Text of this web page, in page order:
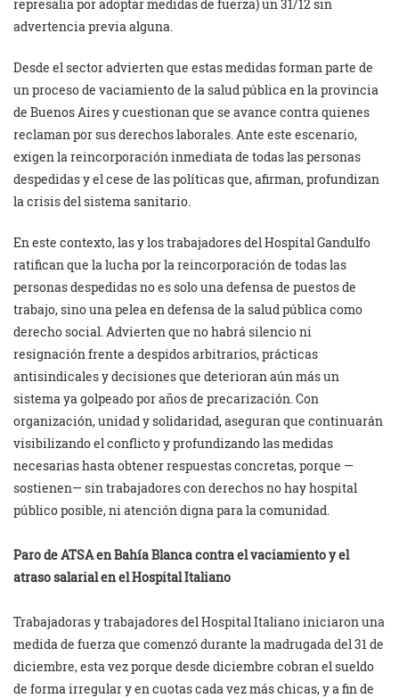
represalia por adoptar medidas de fuerza) un 31/12 sin
advertencia previa alguna.
Desde el sector advierten que estas medidas forman parte de
un proceso de vaciamiento de la salud pública en la provincia
de Buenos Aires y cuestionan que se avance contra quienes
reclaman por sus derechos laborales. Ante este escenario,
exigen la reincorporación inmediata de todas las personas
despedidas y el cese de las políticas que, afirman, profundizan
la crisis del sistema sanitario.
En este contexto, las y los trabajadores del Hospital Gandulfo
ratifican que la lucha por la reincorporación de todas las
personas despedidas no es solo una defensa de puestos de
trabajo, sino una pelea en defensa de la salud pública como
derecho social. Advierten que no habrá silencio ni
resignación frente a despidos arbitrarios, prácticas
antisindicales y decisiones que deterioran aún más un
sistema ya golpeado por años de precarización. Con
organización, unidad y solidaridad, aseguran que continuarán
visibilizando el conflicto y profundizando las medidas
necesarias hasta obtener respuestas concretas, porque —
sostienen— sin trabajadores con derechos no hay hospital
público posible, ni atención digna para la comunidad.
Paro de ATSA en Bahía Blanca contra el vaciamiento y el
atraso salarial en el Hospital Italiano
Trabajadoras y trabajadores del Hospital Italiano iniciaron una
medida de fuerza que comenzó durante la madrugada del 31 de
diciembre, esta vez porque desde diciembre cobran el sueldo
de forma irregular y en cuotas cada vez más chicas, y a fin de